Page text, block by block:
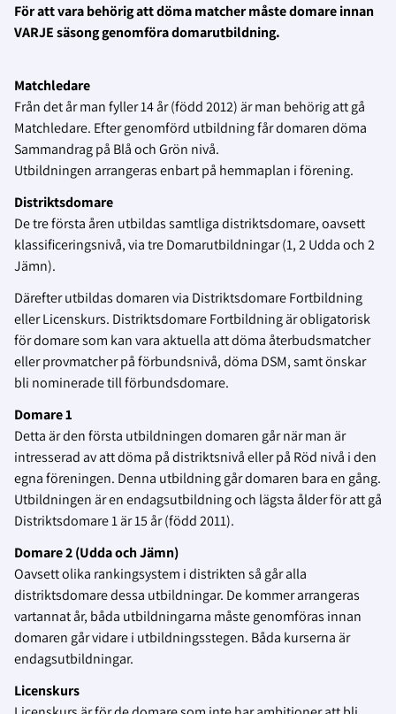
För att vara behörig att döma matcher måste domare innan
VARJE säsong genomföra domarutbildning.
Matchledare
Från det år man fyller 14 år (född 2012) är man behörig att gå
Matchledare. Efter genomförd utbildning får domaren döma
Sammandrag på Blå och Grön nivå.
Utbildningen arrangeras enbart på hemmaplan i förening.
Distriktsdomare
De tre första åren utbildas samtliga distriktsdomare, oavsett
klassificeringsnivå, via tre Domarutbildningar (1, 2 Udda och 2
Jämn).
Därefter utbildas domaren via Distriktsdomare Fortbildning
eller Licenskurs. Distriktsdomare Fortbildning är obligatorisk
för domare som kan vara aktuella att döma återbudsmatcher
eller provmatcher på förbundsnivå, döma DSM, samt önskar
bli nominerade till förbundsdomare.
Domare 1
Detta är den första utbildningen domaren går när man är
intresserad av att döma på distriktsnivå eller på Röd nivå i den
egna föreningen. Denna utbildning går domaren bara en gång.
Utbildningen är en endagsutbildning och lägsta ålder för att gå
Distriktsdomare 1 är 15 år (född 2011).
Domare 2 (Udda och Jämn)
Oavsett olika rankingsystem i distrikten så går alla
distriktsdomare dessa utbildningar. De kommer arrangeras
vartannat år, båda utbildningarna måste genomföras innan
domaren går vidare i utbildningsstegen. Båda kurserna är
endagsutbildningar.
Licenskurs